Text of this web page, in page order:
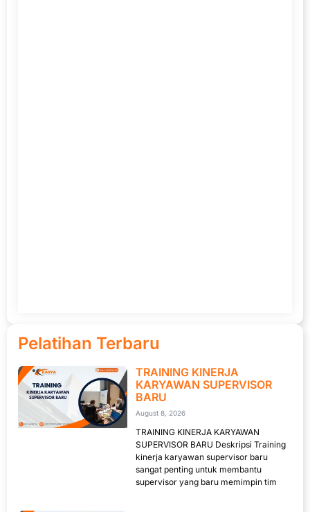
Pelatihan Terbaru
TRAINING KINERJA
KARYAWAN SUPERVISOR
BARU
August 8, 2026
TRAINING KINERJA KARYAWAN
SUPERVISOR BARU Deskripsi Training
kinerja karyawan supervisor baru
sangat penting untuk membantu
supervisor yang baru memimpin tim